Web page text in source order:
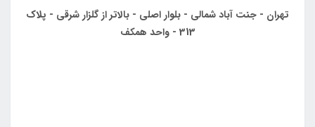
تهران - جنت آباد شمالی - بلوار اصلی - بالاتر از گلزار شرقی - پلاک
313 - واحد همکف